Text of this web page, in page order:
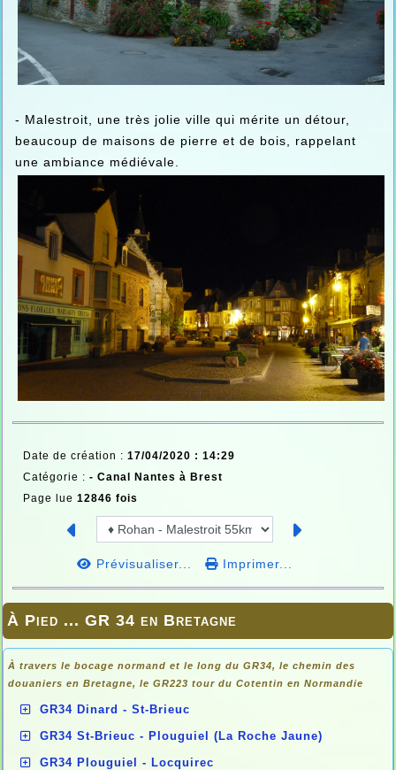
À Pied ... GR 34 en Bretagne
À travers le bocage normand et le long du GR34, le chemin des
douaniers en Bretagne, le GR223 tour du Cotentin en Normandie
GR34 Dinard - St-Brieuc
GR34 St-Brieuc - Plouguiel (La Roche Jaune)
GR34 Plouguiel - Locquirec
- Malestroit, une très jolie ville qui mérite un détour,
beaucoup de maisons de pierre et de bois, rappelant
une ambiance médiévale.
Date de création : 17/04/2020 : 14:29
Catégorie : - Canal Nantes à Brest
Page lue 12846 fois
Prévisualiser... Imprimer...